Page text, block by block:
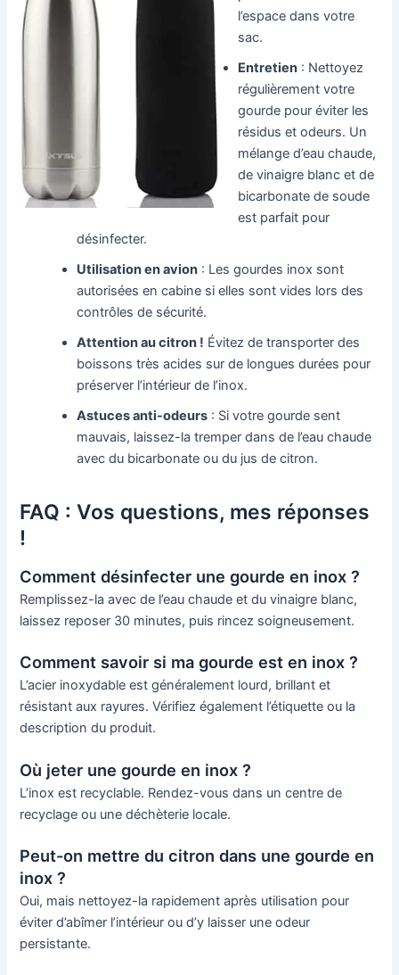
l’espace dans votre
sac.
Entretien : Nettoyez
régulièrement votre
gourde pour éviter les
résidus et odeurs. Un
mélange d’eau chaude,
de vinaigre blanc et de
bicarbonate de soude
est parfait pour
désinfecter.
Utilisation en avion : Les gourdes inox sont
autorisées en cabine si elles sont vides lors des
contrôles de sécurité.
Attention au citron ! Évitez de transporter des
boissons très acides sur de longues durées pour
préserver l’intérieur de l’inox.
Astuces anti-odeurs : Si votre gourde sent
mauvais, laissez-la tremper dans de l’eau chaude
avec du bicarbonate ou du jus de citron.
FAQ : Vos questions, mes réponses
!
Comment désinfecter une gourde en inox ?
Remplissez-la avec de l’eau chaude et du vinaigre blanc,
laissez reposer 30 minutes, puis rincez soigneusement.
Comment savoir si ma gourde est en inox ?
L’acier inoxydable est généralement lourd, brillant et
résistant aux rayures. Vérifiez également l’étiquette ou la
description du produit.
Où jeter une gourde en inox ?
L’inox est recyclable. Rendez-vous dans un centre de
recyclage ou une déchèterie locale.
Peut-on mettre du citron dans une gourde en
inox ?
Oui, mais nettoyez-la rapidement après utilisation pour
éviter d’abîmer l’intérieur ou d’y laisser une odeur
persistante.